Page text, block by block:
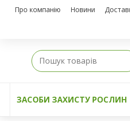
Про компанію Новини
ЗАСОБИ ЗАХИСТУ РОСЛИН